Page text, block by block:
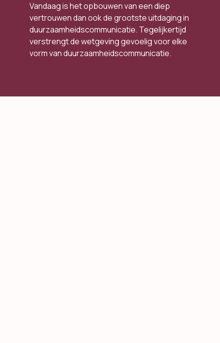
Vandaag is het opbouwen van een diep
vertrouwen dan ook de grootste uitdaging in
duurzaamheidscommunicatie. Tegelijkertijd
verstrengt de wetgeving gevoelig voor elke
vorm van duurzaamheidscommunicatie.